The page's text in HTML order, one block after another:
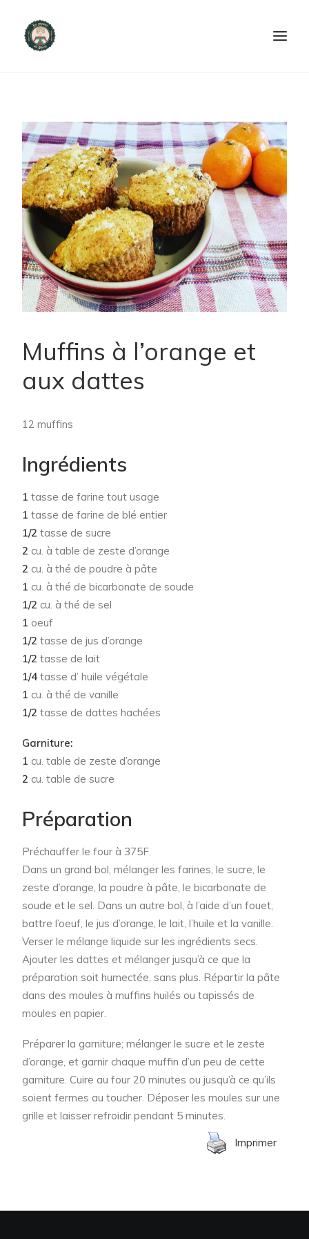
PRODUITS ET SERVICES
NOUS CONTACTER
RECETTES
FAQ
SEARCH
Muffins à l’orange et
aux dattes
12 muffins
Ingrédients
1 tasse de farine tout usage
1 tasse de farine de blé entier
1/2 tasse de sucre
2 cu. à table de zeste d’orange
2 cu. à thé de poudre à pâte
1 cu. à thé de bicarbonate de soude
1/2 cu. à thé de sel
1 oeuf
1/2 tasse de jus d’orange
1/2 tasse de lait
1/4 tasse d’ huile végétale
1 cu. à thé de vanille
1/2 tasse de dattes hachées
Garniture:
1 cu. table de zeste d’orange
2 cu. table de sucre
Préparation
Préchauffer le four à 375F.
Dans un grand bol, mélanger les farines, le sucre, le
zeste d’orange, la poudre à pâte, le bicarbonate de
soude et le sel. Dans un autre bol, à l’aide d’un fouet,
battre l’oeuf, le jus d’orange, le lait, l’huile et la vanille.
Verser le mélange liquide sur les ingrédients secs.
Ajouter les dattes et mélanger jusqu’à ce que la
préparation soit humectée, sans plus. Répartir la pâte
dans des moules à muffins huilés ou tapissés de
moules en papier.
Préparer la garniture; mélanger le sucre et le zeste
d’orange, et garnir chaque muffin d’un peu de cette
garniture. Cuire au four 20 minutes ou jusqu’à ce qu’ils
soient fermes au toucher. Déposer les moules sur une
grille et laisser refroidir pendant 5 minutes.
Imprimer